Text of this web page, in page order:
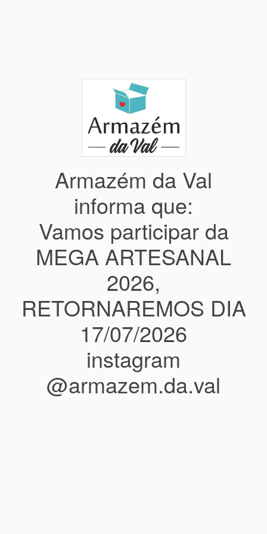
Armazém da Val
informa que:
Vamos participar da
MEGA ARTESANAL
2026,
RETORNAREMOS DIA
17/07/2026
instagram
@armazem.da.val